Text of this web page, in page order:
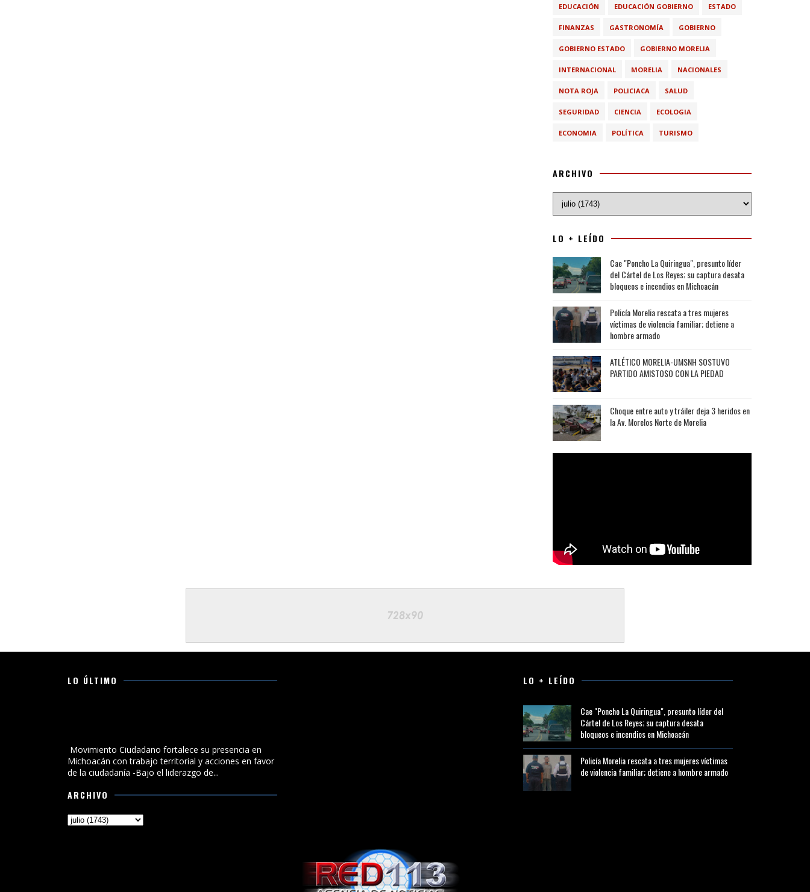
EDUCACIÓN EDUCACIÓN GOBIERNO ESTADO
FINANZAS GASTRONOMÍA GOBIERNO
GOBIERNO ESTADO GOBIERNO MORELIA
INTERNACIONAL MORELIA NACIONALES
NOTA ROJA POLICIACA SALUD
SEGURIDAD CIENCIA ECOLOGIA
ECONOMIA POLÍTICA TURISMO
ARCHIVO
LO + LEÍDO
Cae "Poncho La Quiringua", presunto líder
del Cártel de Los Reyes; su captura desata
bloqueos e incendios en Michoacán
Policía Morelia rescata a tres mujeres
víctimas de violencia familiar; detiene a
hombre armado
ATLÉTICO MORELIA-UMSNH SOSTUVO
PARTIDO AMISTOSO CON LA PIEDAD
Choque entre auto y tráiler deja 3 heridos en
la Av. Morelos Norte de Morelia
LO ÚLTIMO
Movimiento Ciudadano fortalece su presencia en
Michoacán con trabajo territorial y acciones en favor
de la ciudadanía -Bajo el liderazgo de...
ARCHIVO
LO + LEÍDO
Cae "Poncho La Quiringua", presunto líder del
Cártel de Los Reyes; su captura desata
bloqueos e incendios en Michoacán
Policía Morelia rescata a tres mujeres víctimas
de violencia familiar; detiene a hombre armado